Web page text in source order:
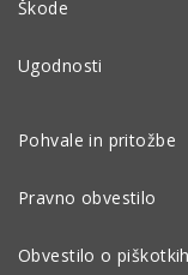
Škode
Ugodnosti
Pohvale in pritožbe
Pravno obvestilo
Obvestilo o piškotkih